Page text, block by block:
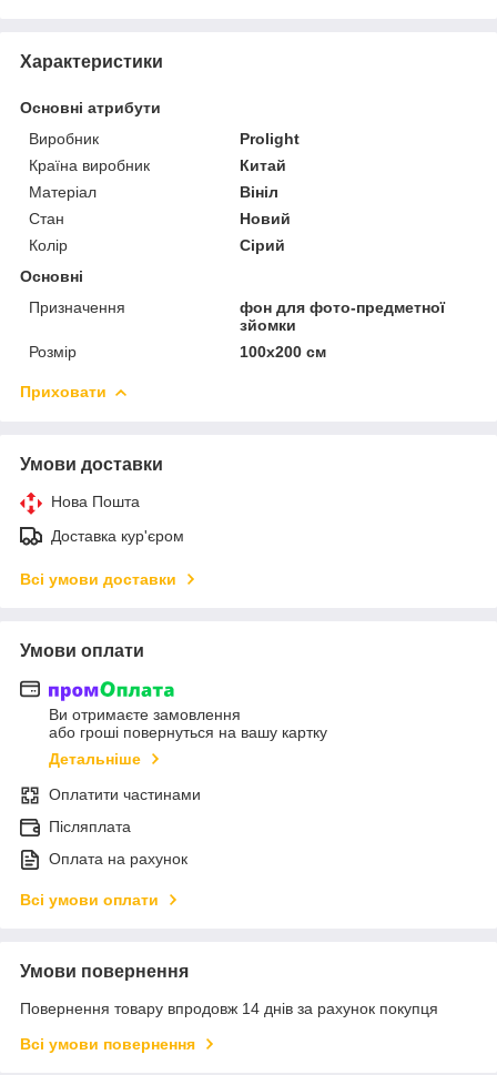
Характеристики
Основні атрибути
Виробник
Prolight
Країна виробник
Китай
Матеріал
Вініл
Стан
Новий
Колір
Сірий
Основні
Призначення
фон для фото-предметної
зйомки
Розмір
100х200 см
Приховати
Умови доставки
Нова Пошта
Доставка кур'єром
Всі умови доставки
Умови оплати
Ви отримаєте замовлення
або гроші повернуться на вашу картку
Детальніше
Оплатити частинами
Післяплата
Оплата на рахунок
Всі умови оплати
Умови повернення
Повернення товару впродовж 14 днів за рахунок покупця
Всі умови повернення